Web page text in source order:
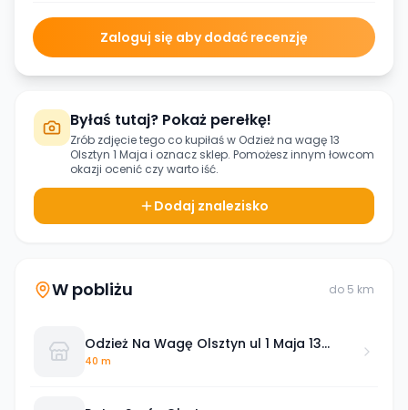
Zaloguj się aby dodać recenzję
Byłaś tutaj? Pokaż perełkę!
Zrób zdjęcie tego co kupiłaś w Odzież na wagę 13
Olsztyn 1 Maja i oznacz sklep. Pomożesz innym łowcom
okazji ocenić czy warto iść.
Dodaj znalezisko
W pobliżu do 5 km
Odzież Na Wagę Olsztyn ul 1 Maja 13
BIKA13
40 m